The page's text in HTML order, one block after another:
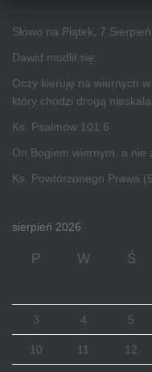
Słowo na Piątek, 7
Dawid modlił się:
Oczy kieruję na wiernych
który chodzi drogą
Ks. Psalmów 101:6
On Bogiem wiernym, a nie
Ks. Powtórzonego Prawa
sierpień 2026
P W Ś
3 4 5
10 11 12